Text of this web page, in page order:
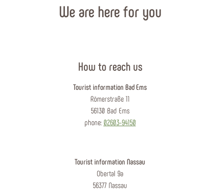
We are here for you
How to reach us
Tourist information Bad Ems
Römerstraße 11
56130 Bad Ems
phone: 02603-94150
Tourist information Nassau
Obertal 9a
56377 Nassau